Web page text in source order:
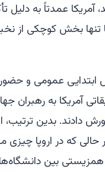
آمریکا عمدتاً به
تنها بخش کوچکی از
ابتدایی عمومی و
آمریکا به رهبران
دادند. بدین
که در اروپا چیزی
بین